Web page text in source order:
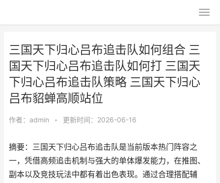
三国天下归心吕布追击队如何组合 三
国天下归心吕布追击队如何打 三国天
下归心吕布追击队策略 三国天下归心
吕布貂蝉高顺站位
作者： admin • 更新时间：2026-06-16
摘要：三国天下归心吕布追击队是当前版本热门阵容之
一，凭借高频追击机制与强大的单体爆发能力，在推图、
副本以及竞技玩法中都有着出色表现。通过合理搭配辅